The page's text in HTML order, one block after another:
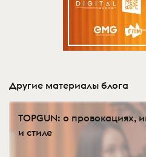
Другие материалы блога
TOPGUN: о провокациях,
и стиле